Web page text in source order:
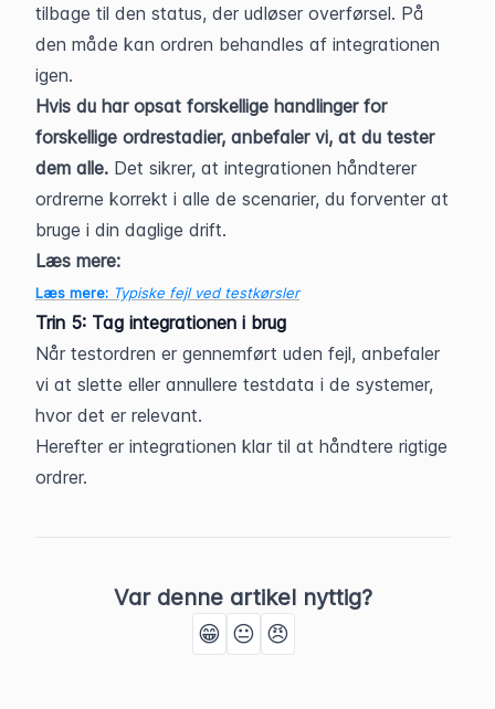
tilbage til den status, der udløser overførsel. På
den måde kan ordren behandles af integrationen
igen.
Hvis du har opsat forskellige handlinger for
forskellige ordrestadier, anbefaler vi, at du tester
dem alle. Det sikrer, at integrationen håndterer
ordrerne korrekt i alle de scenarier, du forventer at
bruge i din daglige drift.
Læs mere:
Læs mere: Typiske fejl ved testkørsler
Trin 5: Tag integrationen i brug
Når testordren er gennemført uden fejl, anbefaler
vi at slette eller annullere testdata i de systemer,
hvor det er relevant.
Herefter er integrationen klar til at håndtere rigtige
ordrer.
Var denne artikel nyttig?
😁 😐 😠